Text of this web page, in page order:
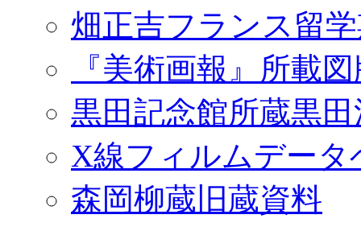
畑正吉フランス留
『美術画報』所載
黒田記念館所蔵黒
X線フィルムデータ
森岡柳蔵旧蔵資料